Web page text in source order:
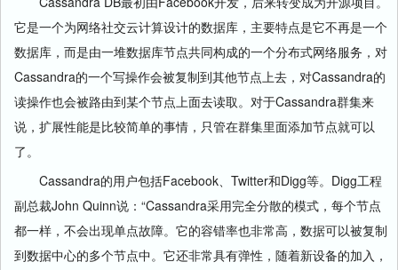
它是一个为网络社交云计算设计的数据库，主要特点是它不再是一个
数据库，而是由一堆数据库节点共同构成的一个分布式网络服务，对
Cassandra的一个写操作会被复制到其他节点上去，对Cassandra的
读操作也会被路由到某个节点上面去读取。对于Cassandra群集来
说，扩展性能是比较简单的事情，只管在群集里面添加节点就可以
了。
Cassandra的用户包括Facebook、Twitter和Digg等。Digg工程
副总裁John Quinn说：“Cassandra采用完全分散的模式，每个节点
都一样，不会出现单点故障。它的容错率也非常高，数据可以被复制
到数据中心的多个节点中。它还非常具有弹性，随着新设备的加入，